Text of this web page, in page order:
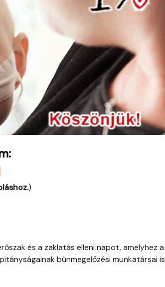
)
és a zaklatás elleni napot, amelyhez a
bűnmegelőzési munkatársai is